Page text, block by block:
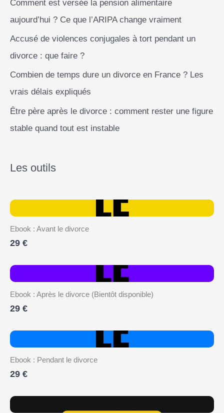
Comment est versée la pension alimentaire
aujourd’hui ? Ce que l’ARIPA change vraiment
Accusé de violences conjugales à tort pendant un
divorce : que faire ?
Combien de temps dure un divorce en France ? Les
vrais délais expliqués
Être père après le divorce : comment rester une figure
stable quand tout est instable
Les outils
Ebook : Avant le divorce
29 €
Ebook : Après le divorce (Bientôt disponible)
29 €
Ebook : Pendant le divorce
29 €